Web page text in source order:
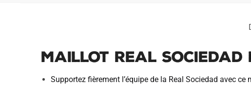
Maillot Real Sociedad
Supportez fièrement l’équipe de la Real Sociedad avec